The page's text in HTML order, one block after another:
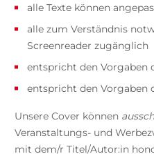
alle Texte können
alle zum Verständnis
Screenreader zugänglich
entspricht den Vorgaben
entspricht den Vorgaben
Unsere Cover können
Veranstaltungs- und
mit dem/r Titel/Autor:in